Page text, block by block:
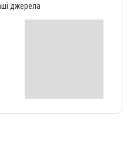
джерела